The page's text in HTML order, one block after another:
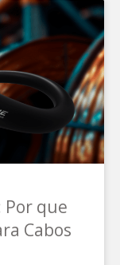
Por que
Cabos